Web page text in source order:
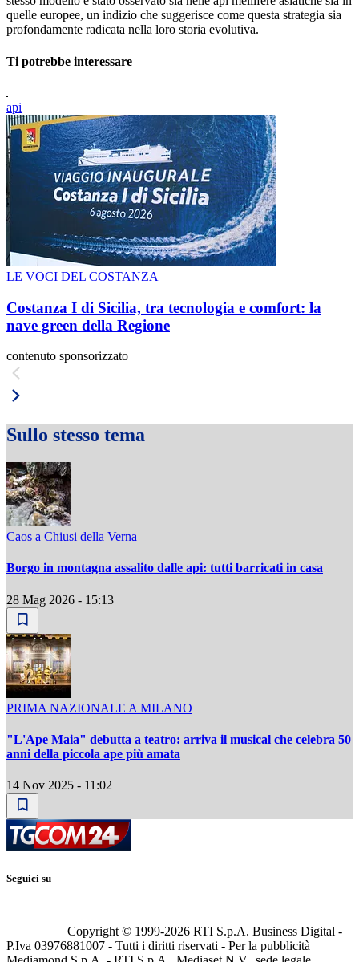
quelle europee, un indizio che suggerisce come questa strategia sia
profondamente radicata nella loro storia evolutiva.
Ti potrebbe interessare
api
LE VOCI DEL COSTANZA
Costanza I di Sicilia, tra tecnologia e comfort: la
nave green della Regione
contenuto sponsorizzato
Sullo stesso tema
Caos a Chiusi della Verna
Borgo in montagna assalito dalle api: tutti barricati in casa
28 Mag 2026 - 15:13
PRIMA NAZIONALE A MILANO
"L'Ape Maia" debutta a teatro: arriva il musical che celebra 50
anni della piccola ape più amata
14 Nov 2025 - 11:02
Seguici su
Copyright © 1999-2026 RTI S.p.A. Business Digital -
P.Iva 03976881007 - Tutti i diritti riservati - Per la pubblicità